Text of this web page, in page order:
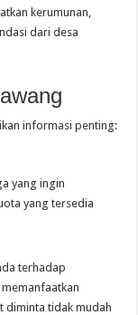
kerumunan,
dari desa
informasi penting:
yang ingin
yang tersedia
terhadap
diminta tidak mudah